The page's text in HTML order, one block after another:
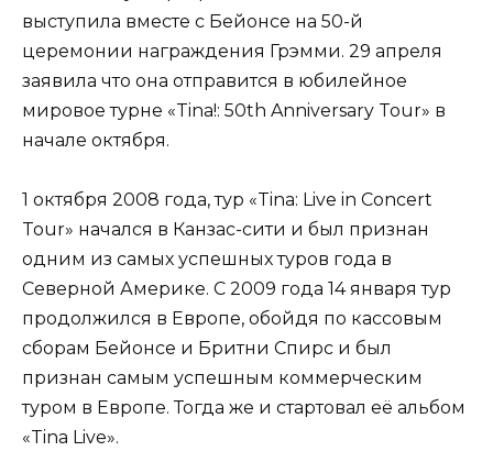
выступила вместе с Бейонсе на 50-й
церемонии награждения Грэмми. 29 апреля
заявила что она отправится в юбилейное
мировое турне «Tina!: 50th Anniversary Tour» в
начале октября.
1 октября 2008 года, тур «Tina: Live in Concert
Tour» начался в Канзас-сити и был признан
одним из самых успешных туров года в
Северной Америке. С 2009 года 14 января тур
продолжился в Европе, обойдя по кассовым
сборам Бейонсе и Бритни Спирс и был
признан самым успешным коммерческим
туром в Европе. Тогда же и стартовал её альбом
«Tina Live».